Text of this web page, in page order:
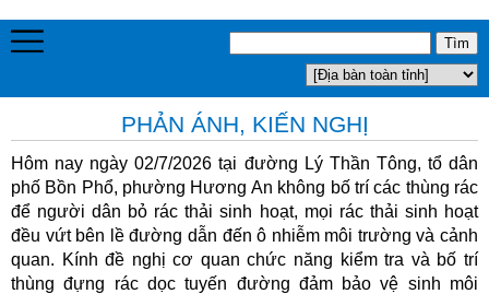
PHẢN ÁNH, KIẾN NGHỊ
Hôm nay ngày 02/7/2026 tại đường Lý Thần Tông, tổ dân
phố Bồn Phổ, phường Hương An không bố trí các thùng rác
để người dân bỏ rác thải sinh hoạt, mọi rác thải sinh hoạt
đều vứt bên lề đường dẫn đến ô nhiễm môi trường và cảnh
quan. Kính đề nghị cơ quan chức năng kiểm tra và bố trí
thùng đựng rác dọc tuyến đường đảm bảo vệ sinh môi